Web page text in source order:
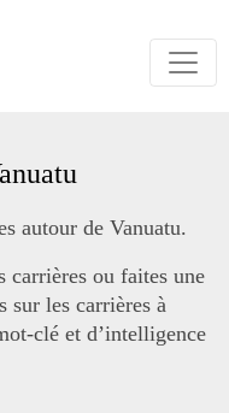
autour de Vanuatu.
carrières ou faites une
sur les carrières à
clé et d’intelligence